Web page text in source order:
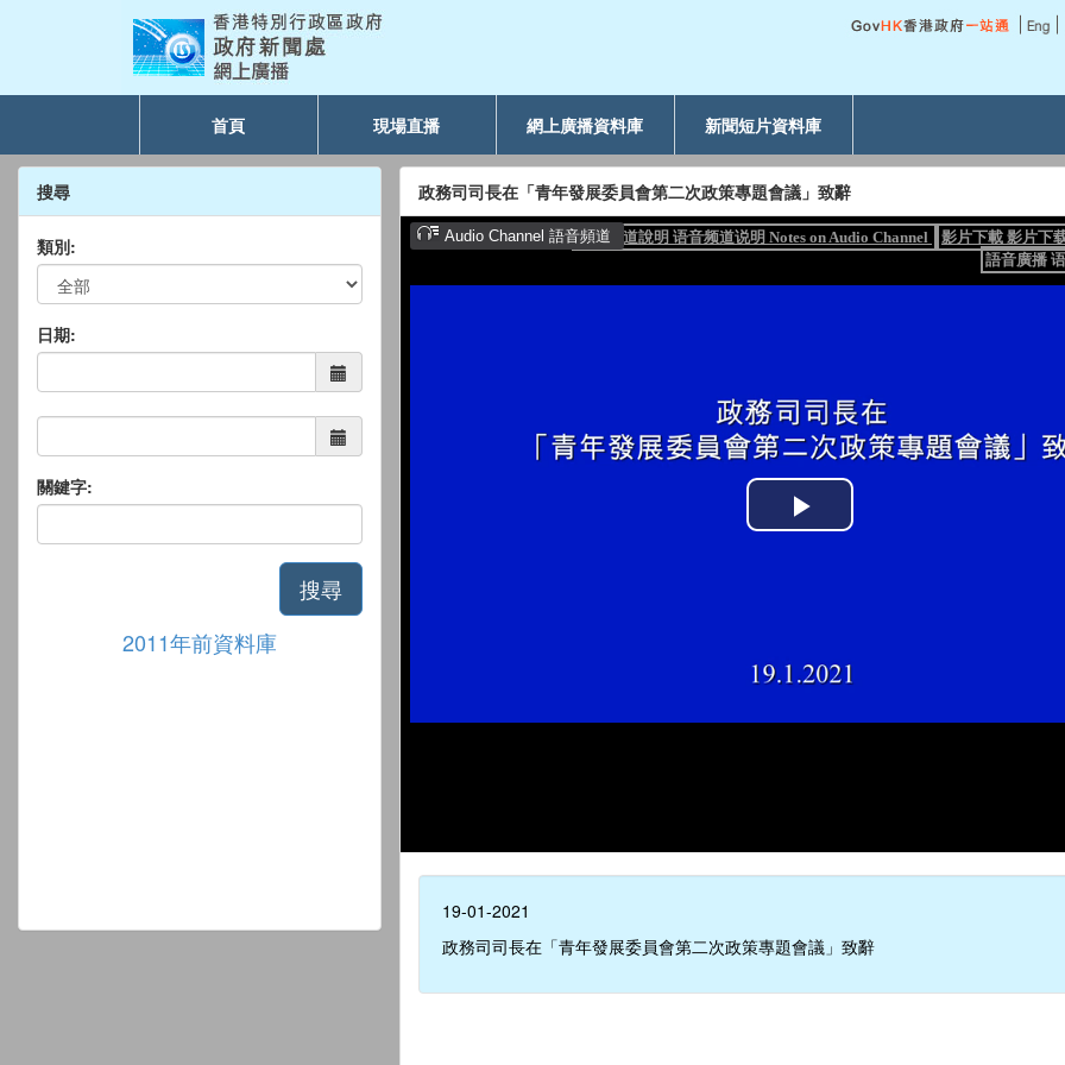
首頁 現場直播 網上廣播資料庫 新聞短片資料庫
搜尋
類別:
日期:
關鍵字:
搜尋
2011年前資料庫
政務司司長在「青年發展委員會第二次政策專題會議」致辭
19-01-2021
政務司司長在「青年發展委員會第二次政策專題會議」致辭